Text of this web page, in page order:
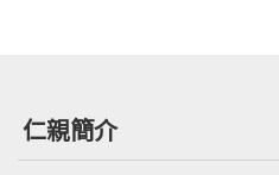
仁親簡介